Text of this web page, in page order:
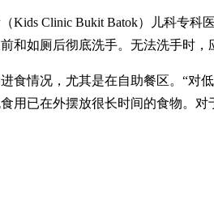
Kids Clinic Bukit Batok）儿科专
和如厕后彻底洗手。无法洗手时
食情况，尤其是在自助餐区。“
用已在外摆放很长时间的食物。